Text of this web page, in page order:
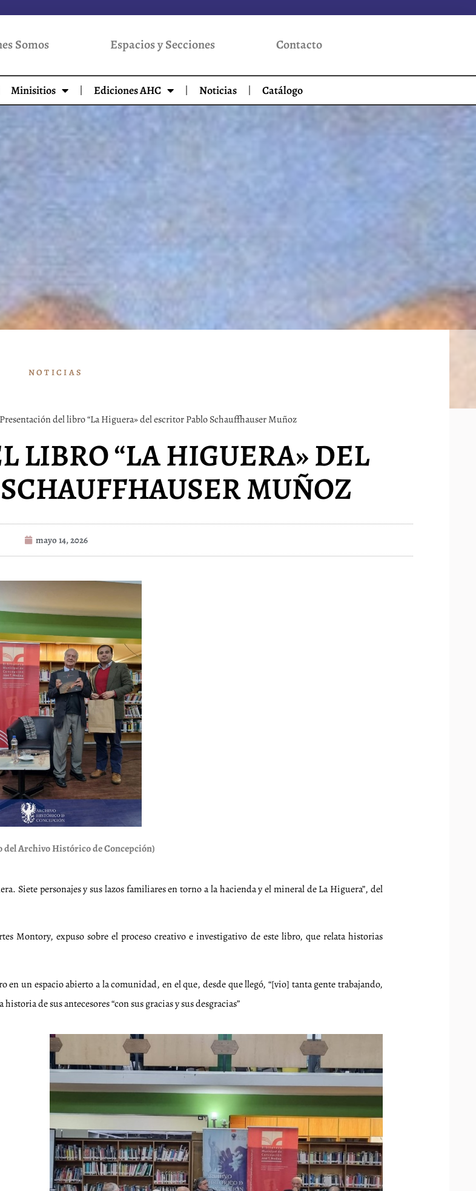
Somos Espacios y Secciones Contacto
Minisitios Ediciones AHC Noticias Catálogo
NOTICIAS
Presentación del libro “La Higuera» del escritor Pablo Schauffhauser Muñoz
LIBRO “LA HIGUERA» DEL
MUÑOZ
mayo 14, 2026
del Archivo Histórico de Concepción)
Siete personajes y sus lazos familiares en torno a la hacienda y el mineral de La Higuera”, del
Montory, expuso sobre el proceso creativo e investigativo de este libro, que relata historias
un espacio abierto a la comunidad, en el que, desde que llegó, “[vio] tanta gente trabajando,
de sus antecesores “con sus gracias y sus desgracias”